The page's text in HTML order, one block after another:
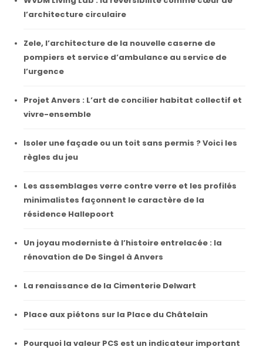
l’architecture circulaire
Zele, l’architecture de la nouvelle caserne de
pompiers et service d’ambulance au service de
l’urgence
Projet Anvers : L’art de concilier habitat collectif et
vivre-ensemble
Isoler une façade ou un toit sans permis ? Voici les
règles du jeu
Les assemblages verre contre verre et les profilés
minimalistes façonnent le caractère de la
résidence Hallepoort
Un joyau moderniste à l’histoire entrelacée : la
rénovation de De Singel à Anvers
La renaissance de la Cimenterie Delwart
Place aux piétons sur la Place du Châtelain
Pourquoi la valeur PCS est un indicateur important